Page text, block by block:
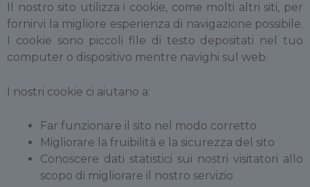
Il nostro sito utilizza i cookie, come molti altri siti, per
fornirvi la migliore esperienza di navigazione possibile.
I cookie sono piccoli file di testo depositati nel tuo
computer o dispositivo mentre navighi sul web.
I nostri cookie ci aiutano a:
Far funzionare il sito nel modo corretto
Migliorare la fruibilità e la sicurezza del sito
Conoscere dati statistici sui nostri visitatori allo
scopo di migliorare il nostro servizio